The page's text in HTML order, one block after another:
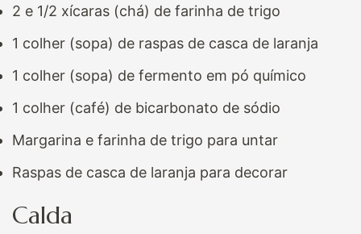
2 e 1/2 xícaras (chá) de farinha de trigo
1 colher (sopa) de raspas de casca de laranja
1 colher (sopa) de fermento em pó químico
1 colher (café) de bicarbonato de sódio
Margarina e farinha de trigo para untar
Raspas de casca de laranja para decorar
Calda